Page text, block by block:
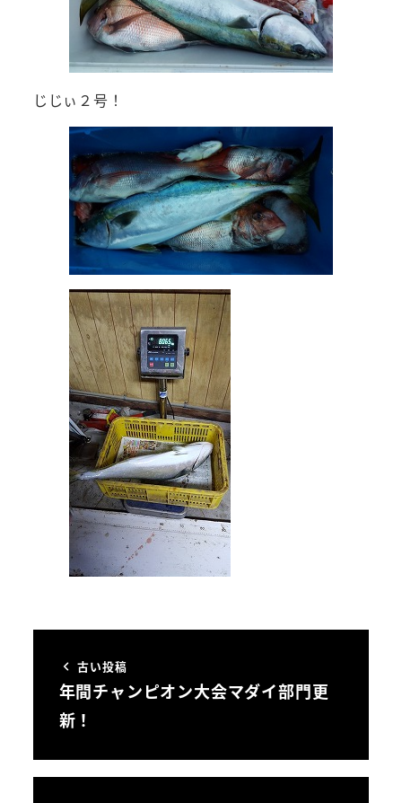
じじぃ２号！
古い投稿
年間チャンピオン大会マダイ部門更
新！